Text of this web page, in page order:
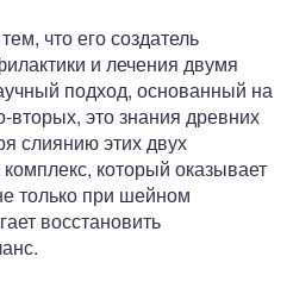
что его создатель
и лечения двумя
подход, основанный на
это знания древних
слиянию этих двух
который оказывает
только при шейном
восстановить